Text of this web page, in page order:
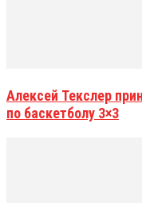
Алексей Текслер
по баскетболу 3×3